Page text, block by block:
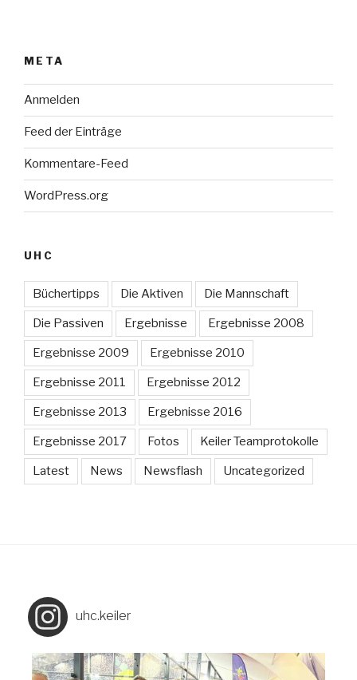
META
Anmelden
Feed der Einträge
Kommentare-Feed
WordPress.org
UHC
Büchertipps Die Aktiven Die Mannschaft
Die Passiven Ergebnisse Ergebnisse 2008
Ergebnisse 2009 Ergebnisse 2010
Ergebnisse 2011 Ergebnisse 2012
Ergebnisse 2013 Ergebnisse 2016
Ergebnisse 2017 Fotos Keiler Teamprotokolle
Latest News Newsflash Uncategorized
uhc.keiler